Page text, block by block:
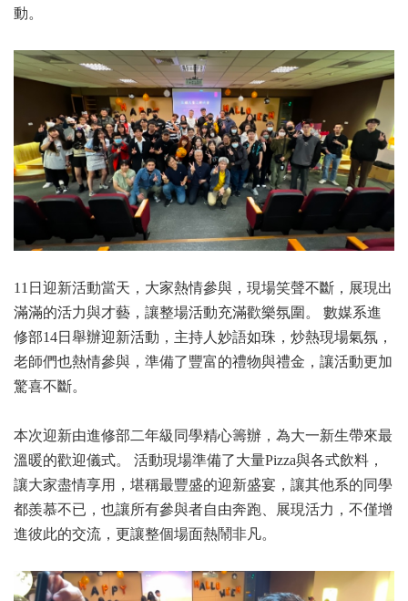
動。
11日迎新活動當天，大家熱情參與，現場笑聲不斷，展現出
滿滿的活力與才藝，讓整場活動充滿歡樂氛圍。 數媒系進
修部14日舉辦迎新活動，主持人妙語如珠，炒熱現場氣氛，
老師們也熱情參與，準備了豐富的禮物與禮金，讓活動更加
驚喜不斷。
本次迎新由進修部二年級同學精心籌辦，為大一新生帶來最
溫暖的歡迎儀式。 活動現場準備了大量Pizza與各式飲料，
讓大家盡情享用，堪稱最豐盛的迎新盛宴，讓其他系的同學
都羨慕不已，也讓所有參與者自由奔跑、展現活力，不僅增
進彼此的交流，更讓整個場面熱鬧非凡。